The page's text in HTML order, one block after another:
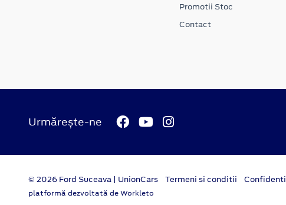
Promotii Stoc
Contact
Urmărește-ne
© 2026 Ford Suceava | UnionCars Termeni si conditii
platformă dezvoltată de Workleto